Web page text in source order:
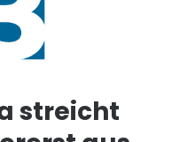
streicht